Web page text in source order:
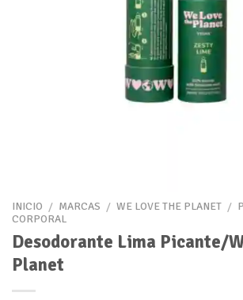
INICIO / MARCAS / WE LOVE THE PLANET /
CORPORAL
Desodorante Lima Picante/
Planet